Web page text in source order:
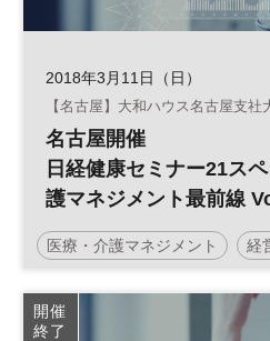
2018年3月11日（日）
【名古屋】大和ハウス名古屋支社
名古屋開催
日経健康セミナー21ス
護マネジメント最前線
「2018年診療・介護報
2025年に向けた医療経営
医療・介護マネジメント 経
日経健康セミナー
大和ハウ
開催
終了